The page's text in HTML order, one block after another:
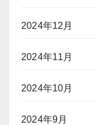
2024年12月
2024年11月
2024年10月
2024年9月